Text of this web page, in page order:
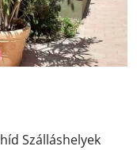
Szálláshelyek